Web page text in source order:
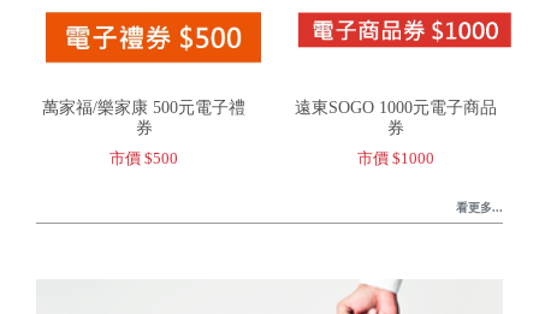
萬家福/樂家康 500元電子禮
券
市價 $500
遠東SOGO 1000元電子商品
券
市價 $1000
看更多...